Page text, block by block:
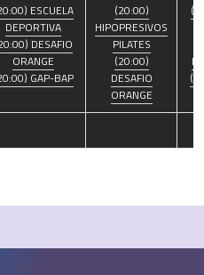
ESCUELA
DEPORTIVA
DESAFIO
ORANGE
GAP-BAP
(20:00)
HIPOPRESIVOS
PILATES
(20:00)
DESAFIO
ORANGE